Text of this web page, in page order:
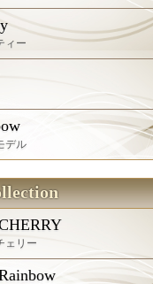
ィー
デル
ェリー